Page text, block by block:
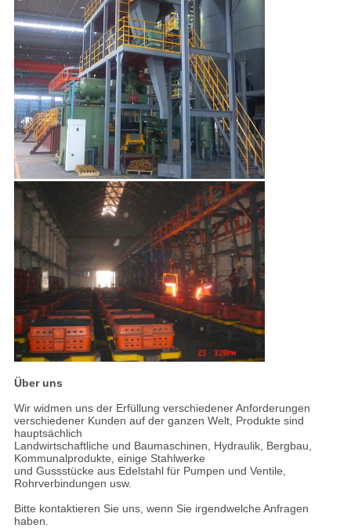
Über uns
Wir widmen uns der Erfüllung verschiedener Anforderungen
verschiedener Kunden auf der ganzen Welt, Produkte sind
hauptsächlich
Landwirtschaftliche und Baumaschinen, Hydraulik, Bergbau,
Kommunalprodukte, einige Stahlwerke
und Gussstücke aus Edelstahl für Pumpen und Ventile,
Rohrverbindungen usw.
Bitte kontaktieren Sie uns, wenn Sie irgendwelche Anfragen
haben.